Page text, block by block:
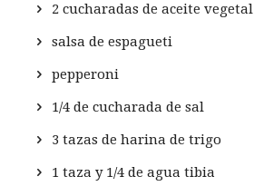
2 cucharadas de aceite vegetal
salsa de espagueti
pepperoni
1/4 de cucharada de sal
3 tazas de harina de trigo
1 taza y 1/4 de agua tibia